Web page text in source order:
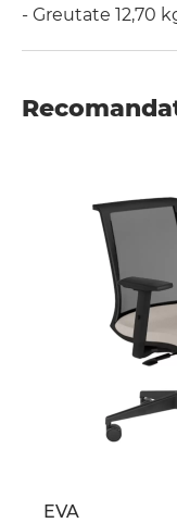
- Greutate 12,70
EVA